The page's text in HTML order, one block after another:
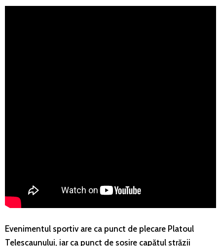
Evenimentul sportiv are ca punct de plecare Platoul
Telescaunului, iar ca punct de sosire capătul străzii